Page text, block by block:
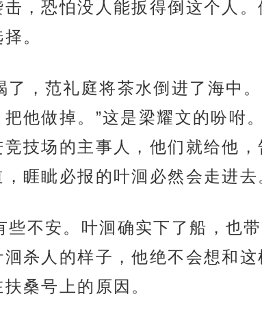
，恐怕没人能扳得倒这个人
。
，范礼庭将茶水倒进了海中
他做掉。”这是梁耀文的吩咐
技场的主事人，他们就给他，
睚眦必报的叶洄必然会走进去
不安。叶洄确实下了船，也
洄杀人的样子，他绝不会想和
桑号上的原因。